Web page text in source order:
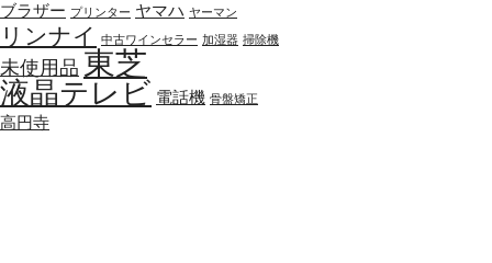
ブラザー プリンター ヤマハ ヤーマン
リンナイ 中古ワインセラー 加湿器 掃除機
未使用品 東芝
液晶テレビ 電話機 骨盤矯正
高円寺